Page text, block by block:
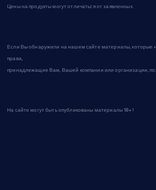
Цены на продукты могут отличаться от заявленных.
Если Вы обнаружили на нашем сайте материалы, которые
права,
принадлежащие Вам, Вашей компании или организации,
На сайте могут быть опубликованы материалы 18+!